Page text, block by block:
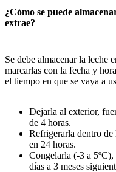
¿Cómo se puede
extrae?
Se debe almacenar la leche
marcarlas con la fecha y
el tiempo en que se vaya a
Dejarla al exterior,
de 4 horas.
Refrigerarla dentro de
en 24 horas.
Congelarla (-3 a
días a 3 meses